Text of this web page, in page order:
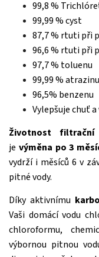
99,8 %
99,99 % cyst
87,7 % rtuti při
96,6 % rtuti při
97,7 % toluenu
99,99 % atrazinu
96,5% benzenu
Vylepšuje chuť
Životnost
je výměna po 3
vydrží i měsíců 6 v
pitné vody.
Díky aktivnímu
Vaši domácí vodu
chloroformu,
výbornou pitnou